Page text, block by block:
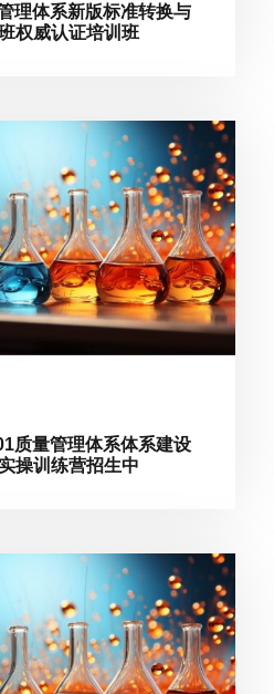
理体系新版标准转换与
权威认证培训班
质量管理体系体系建设
操训练营招生中